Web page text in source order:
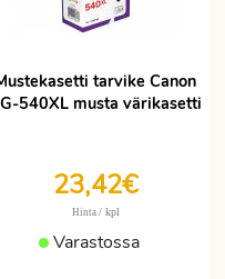
tarvike Canon
540XL musta värikasetti
23,42€
Hinta / kpl
Varastossa